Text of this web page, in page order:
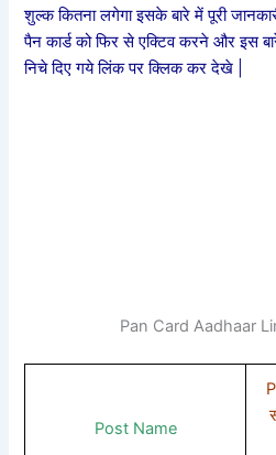
शुल्क कितना लगेगा इसके बारे में पूरी
पैन कार्ड को फिर से एक्टिव करने और इस
निचे दिए गये लिंक पर क्लिक कर देखे |
Pan Card Aadhaar
Post Name